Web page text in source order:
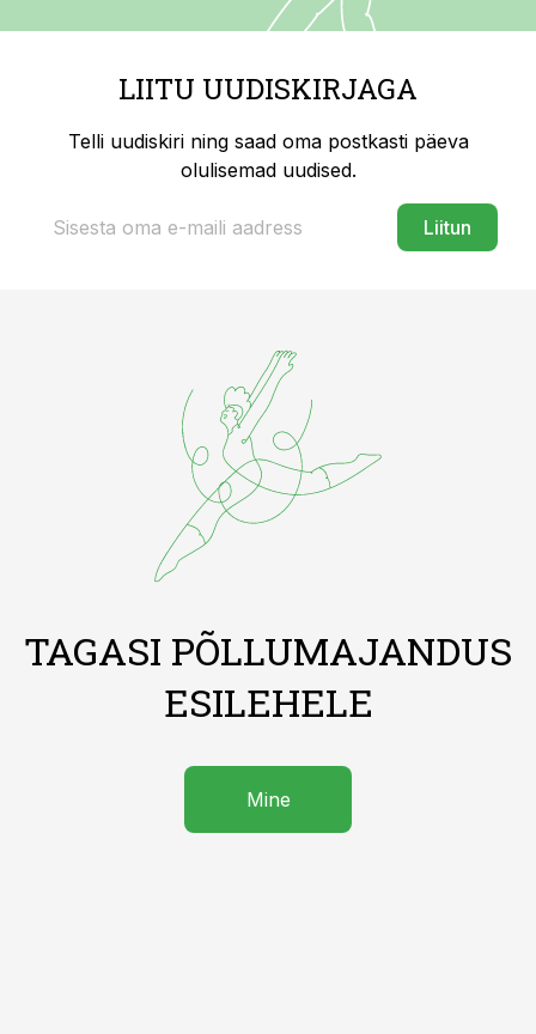
LIITU UUDISKIRJAGA
Telli uudiskiri ning saad oma postkasti päeva
olulisemad uudised.
Liitun
TAGASI PÕLLUMAJANDUS
ESILEHELE
Mine